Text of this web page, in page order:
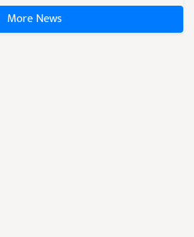
More News